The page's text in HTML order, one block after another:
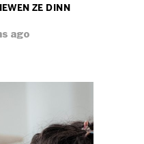
ZE DINN
ago